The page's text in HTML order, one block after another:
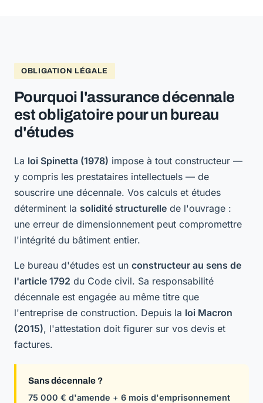
OBLIGATION LÉGALE
Pourquoi l'assurance décennale
est obligatoire pour un bureau
d'études
La loi Spinetta (1978) impose à tout constructeur —
y compris les prestataires intellectuels — de
souscrire une décennale. Vos calculs et études
déterminent la solidité structurelle de l'ouvrage :
une erreur de dimensionnement peut compromettre
l'intégrité du bâtiment entier.
Le bureau d'études est un constructeur au sens de
l'article 1792 du Code civil. Sa responsabilité
décennale est engagée au même titre que
l'entreprise de construction. Depuis la loi Macron
(2015), l'attestation doit figurer sur vos devis et
factures.
Sans décennale ?
75 000 € d'amende + 6 mois d'emprisonnement